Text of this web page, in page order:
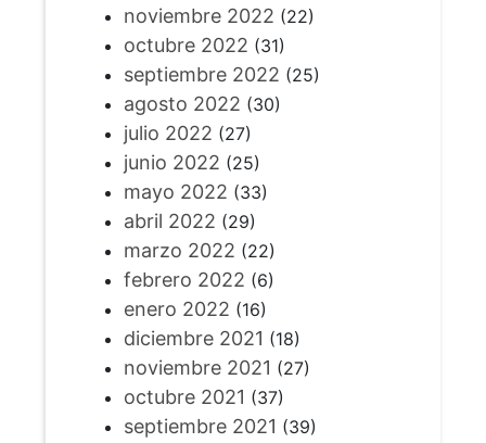
noviembre 2022 (22)
octubre 2022 (31)
septiembre 2022 (25)
agosto 2022 (30)
julio 2022 (27)
junio 2022 (25)
mayo 2022 (33)
abril 2022 (29)
marzo 2022 (22)
febrero 2022 (6)
enero 2022 (16)
diciembre 2021 (18)
noviembre 2021 (27)
octubre 2021 (37)
septiembre 2021 (39)